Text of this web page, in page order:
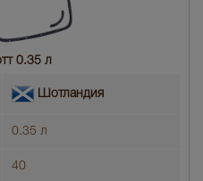
0.35 л
Шотландия
0.35 л
40